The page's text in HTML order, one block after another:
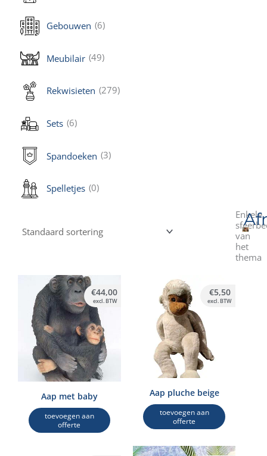
Gebouwen (6)
Meubilair (49)
Rekwisieten (279)
Sets (6)
Spandoeken (3)
Spelletjes (0)
Aap met baby
toevoegen aan
offerte
€44,00
excl. BTW
Aap pluche beige
toevoegen aan
offerte
€5,50
excl. BTW
Enkele
van
het
thema